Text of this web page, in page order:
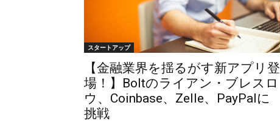
スタートアップ
【金融業界を揺るがす新アプリ登
場！】Boltのライアン・ブレスロ
ウ、Coinbase、Zelle、PayPalに
挑戦